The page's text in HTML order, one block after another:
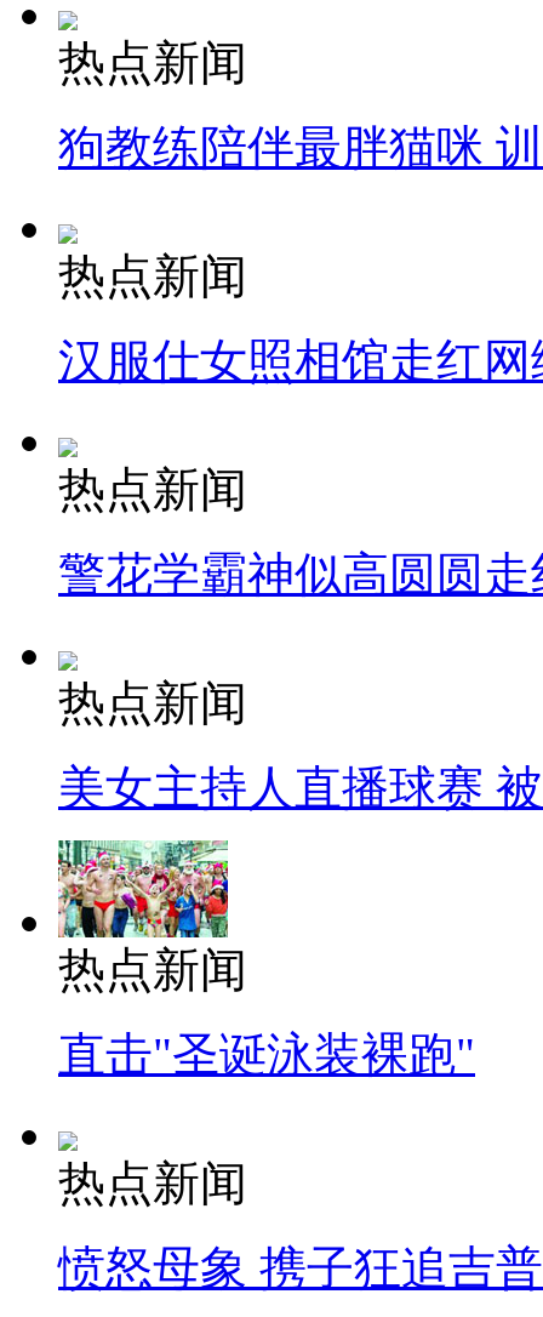
热点新闻
狗教练陪伴最胖猫咪
热点新闻
汉服仕女照相馆走红网
热点新闻
警花学霸神似高圆圆走
热点新闻
美女主持人直播球赛
热点新闻
直击"圣诞泳装裸跑"
热点新闻
愤怒母象 携子狂追吉